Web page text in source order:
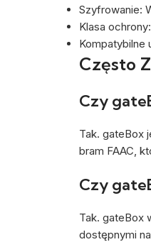
Szyfrowanie:
Klasa
Kompatybilne
Często
Czy
Tak. gateBox
bram FAAC,
Czy
Tak. gateBox
dostępnymi